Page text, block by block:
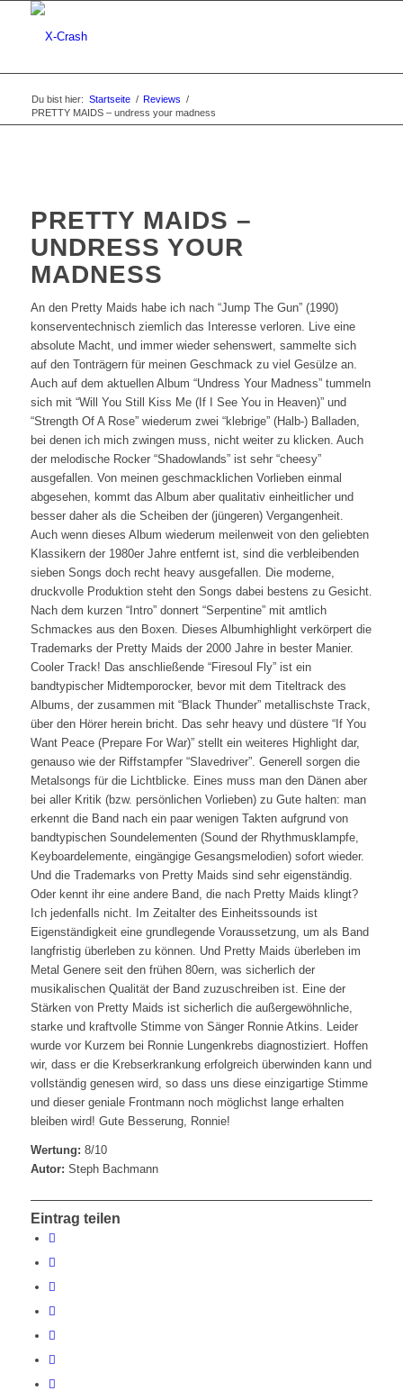
Du bist hier: Startseite / Reviews /
PRETTY MAIDS – undress your madness
PRETTY MAIDS –
UNDRESS YOUR
MADNESS
An den Pretty Maids habe ich nach “Jump The Gun” (1990)
konserventechnisch ziemlich das Interesse verloren. Live eine
absolute Macht, und immer wieder sehenswert, sammelte sich
auf den Tonträgern für meinen Geschmack zu viel Gesülze an.
Auch auf dem aktuellen Album “Undress Your Madness” tummeln
sich mit “Will You Still Kiss Me (If I See You in Heaven)” und
“Strength Of A Rose” wiederum zwei “klebrige” (Halb-) Balladen,
bei denen ich mich zwingen muss, nicht weiter zu klicken. Auch
der melodische Rocker “Shadowlands” ist sehr “cheesy”
ausgefallen. Von meinen geschmacklichen Vorlieben einmal
abgesehen, kommt das Album aber qualitativ einheitlicher und
besser daher als die Scheiben der (jüngeren) Vergangenheit.
Auch wenn dieses Album wiederum meilenweit von den geliebten
Klassikern der 1980er Jahre entfernt ist, sind die verbleibenden
sieben Songs doch recht heavy ausgefallen. Die moderne,
druckvolle Produktion steht den Songs dabei bestens zu Gesicht.
Nach dem kurzen “Intro” donnert “Serpentine” mit amtlich
Schmackes aus den Boxen. Dieses Albumhighlight verkörpert die
Trademarks der Pretty Maids der 2000 Jahre in bester Manier.
Cooler Track! Das anschließende “Firesoul Fly” ist ein
bandtypischer Midtemporocker, bevor mit dem Titeltrack des
Albums, der zusammen mit “Black Thunder” metallischste Track,
über den Hörer herein bricht. Das sehr heavy und düstere “If You
Want Peace (Prepare For War)” stellt ein weiteres Highlight dar,
genauso wie der Riffstampfer “Slavedriver”. Generell sorgen die
Metalsongs für die Lichtblicke. Eines muss man den Dänen aber
bei aller Kritik (bzw. persönlichen Vorlieben) zu Gute halten: man
erkennt die Band nach ein paar wenigen Takten aufgrund von
bandtypischen Soundelementen (Sound der Rhythmusklampfe,
Keyboardelemente, eingängige Gesangsmelodien) sofort wieder.
Und die Trademarks von Pretty Maids sind sehr eigenständig.
Oder kennt ihr eine andere Band, die nach Pretty Maids klingt?
Ich jedenfalls nicht. Im Zeitalter des Einheitssounds ist
Eigenständigkeit eine grundlegende Voraussetzung, um als Band
langfristig überleben zu können. Und Pretty Maids überleben im
Metal Genere seit den frühen 80ern, was sicherlich der
musikalischen Qualität der Band zuzuschreiben ist. Eine der
Stärken von Pretty Maids ist sicherlich die außergewöhnliche,
starke und kraftvolle Stimme von Sänger Ronnie Atkins. Leider
wurde vor Kurzem bei Ronnie Lungenkrebs diagnostiziert. Hoffen
wir, dass er die Krebserkrankung erfolgreich überwinden kann und
vollständig genesen wird, so dass uns diese einzigartige Stimme
und dieser geniale Frontmann noch möglichst lange erhalten
bleiben wird! Gute Besserung, Ronnie!
Wertung: 8/10
Autor: Steph Bachmann
Eintrag teilen